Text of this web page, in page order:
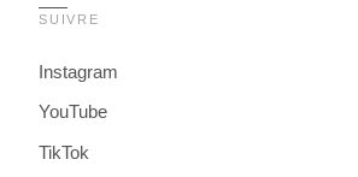
SUIVRE
Instagram
YouTube
TikTok